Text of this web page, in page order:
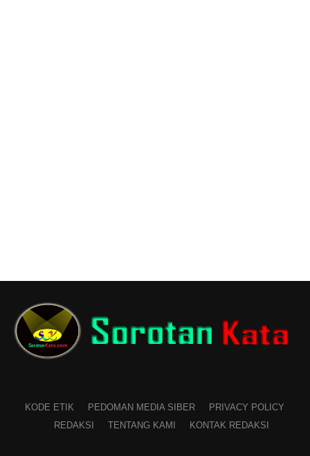
KODE ETIK PEDOMAN MEDIA SIBER
PRIVACY POLICY
REDAKSI
TENTANG KAMI KONTAK REDAKSI